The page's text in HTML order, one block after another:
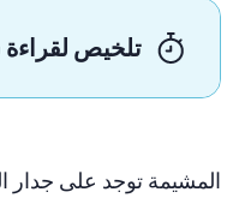
تلخيص
المشيمة توجد على جدار